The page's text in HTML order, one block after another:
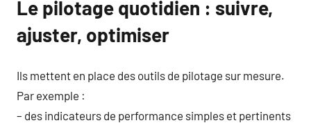
Le pilotage quotidien : suivre,
ajuster, optimiser
Ils mettent en place des outils de pilotage sur mesure.
Par exemple :
– des indicateurs de performance simples et pertinents